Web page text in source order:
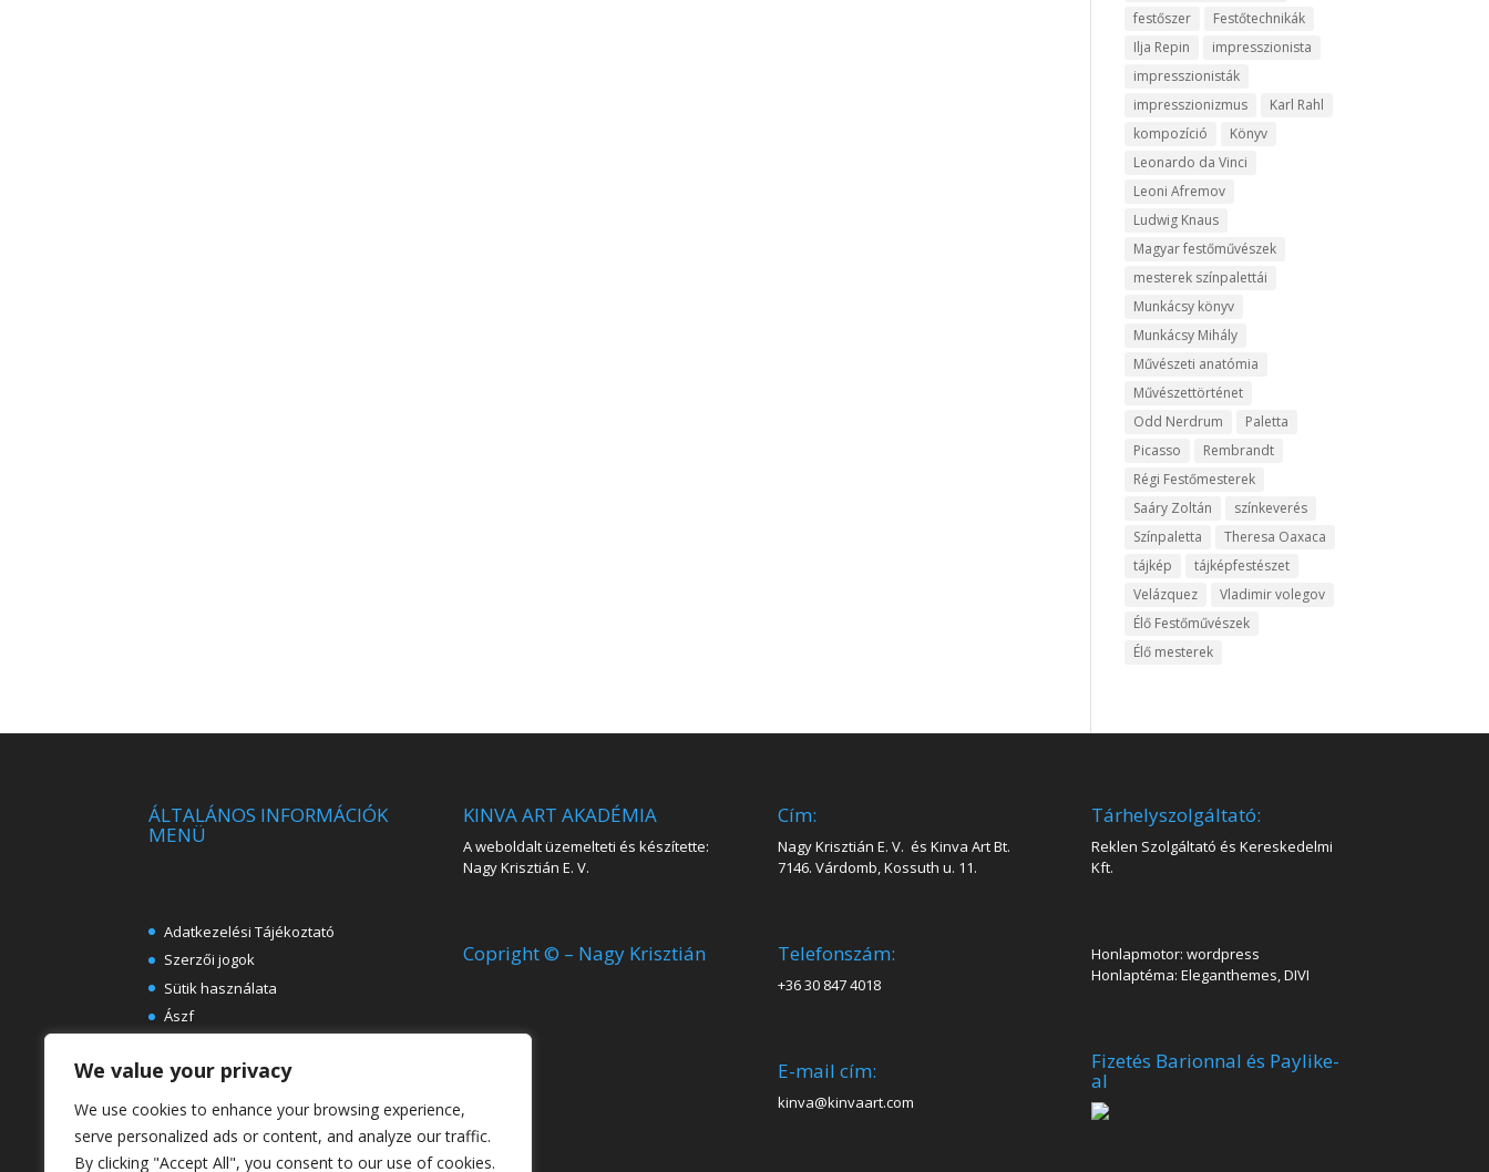
We value your privacy
We use cookies to enhance your browsing experience,
serve personalized ads or content, and analyze our traffic.
By clicking "Accept All", you consent to our use of cookies.
festőszer
Festőtechnikák
Ilja Repin
impresszionista
impresszionisták
impresszionizmus
Karl Rahl
kompozíció
Könyv
Leonardo da Vinci
Leoni Afremov
Ludwig Knaus
Magyar festőművészek
mesterek színpalettái
Munkácsy könyv
Munkácsy Mihály
Művészeti anatómia
Művészettörténet
Odd Nerdrum
Paletta
Picasso
Rembrandt
Régi Festőmesterek
Saáry Zoltán
színkeverés
Színpaletta
Theresa Oaxaca
tájkép
tájképfestészet
Velázquez
Vladimir volegov
Élő Festőművészek
Élő mesterek
ÁLTALÁNOS INFORMÁCIÓK
MENÜ
Adatkezelési Tájékoztató
Szerzői jogok
Sütik használata
Ászf
Ingyenes e-könyvek festészeti
Rólunk
KINVA ART AKADÉMIA
A weboldalt üzemelteti és készítette:
Nagy Krisztián E. V.
Copright © – Nagy Krisztián
Cím:
Nagy Krisztián E. V. és Kinva Art Bt.
7146. Várdomb, Kossuth u. 11.
Telefonszám:
+36 30 847 4018
E-mail cím:
kinva@kinvaart.com
Tárhelyszolgáltató:
Reklen Szolgáltató és Kereskedelmi
Kft.
Honlapmotor: wordpress
Honlaptéma: Eleganthemes, DIVI
Fizetés Barionnal és Paylike-
al